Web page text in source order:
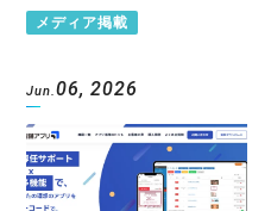
メディア掲載
Jun.06, 2026